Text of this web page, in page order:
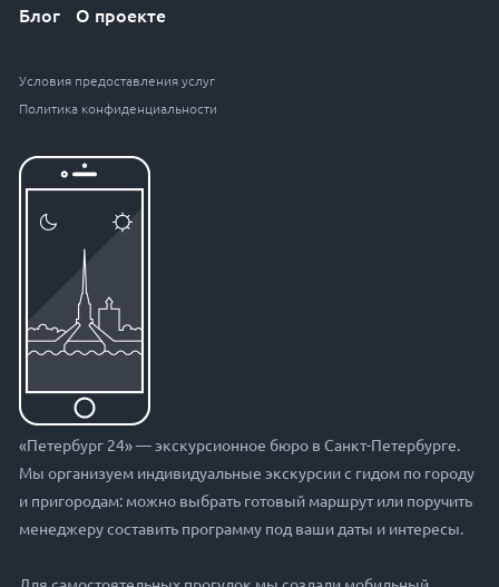
Блог О проекте
Условия предоставления услуг
Политика конфиденциальности
«Петербург 24» — экскурсионное бюро в Санкт-Петербурге.
Мы организуем индивидуальные экскурсии с гидом по городу
и пригородам: можно выбрать готовый маршрут или поручить
менеджеру составить программу под ваши даты и интересы.